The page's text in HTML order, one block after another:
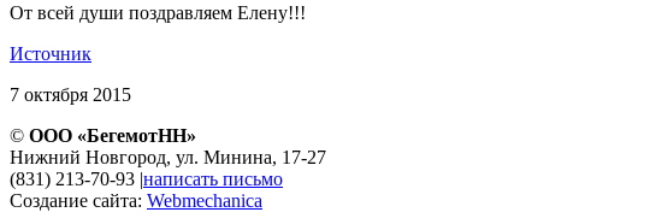
От всей души поздравляем Елену!!!
Источник
7 октября 2015
© ООО «БегемотНН»
Нижний Новгород, ул. Минина, 17-27
(831) 213-70-93 |написать письмо
Создание сайта: Webmechanica